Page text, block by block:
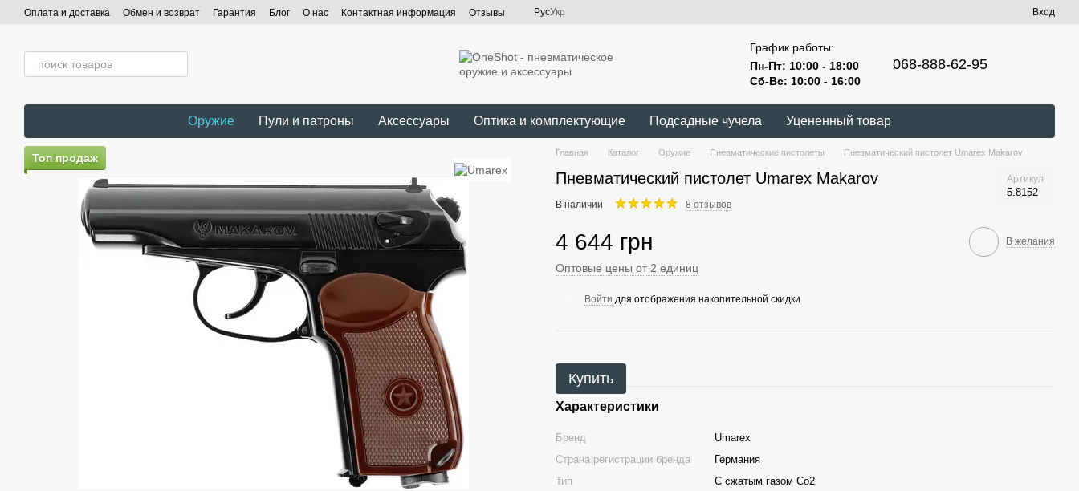
Перейти к основному контенту
Оплата и доставка Обмен и возврат Гарантия Блог О нас Контактная информация Отзывы РусУкр Вход
График работы:
Пн-Пт: 10:00 - 18:00
Сб-Вс: 10:00 - 16:00
068-888-62-95
Оружие Пули и патроны Аксессуары Оптика и комплектующие Подсадные чучела Уцененный товар
Топ продаж Главная Каталог Оружие Пневматические пистолеты Пневматический пистолет Umarex Makarov
Пневматический пистолет Umarex Makarov Артикул
5.8152
В наличии 8 отзывов
4 644 грн В желания
Оптовые цены от 2 единиц
Войти для отображения накопительной скидки
Купить
Характеристики
Бренд
Umarex
Страна регистрации бренда
Германия
Тип
С сжатым газом Со2